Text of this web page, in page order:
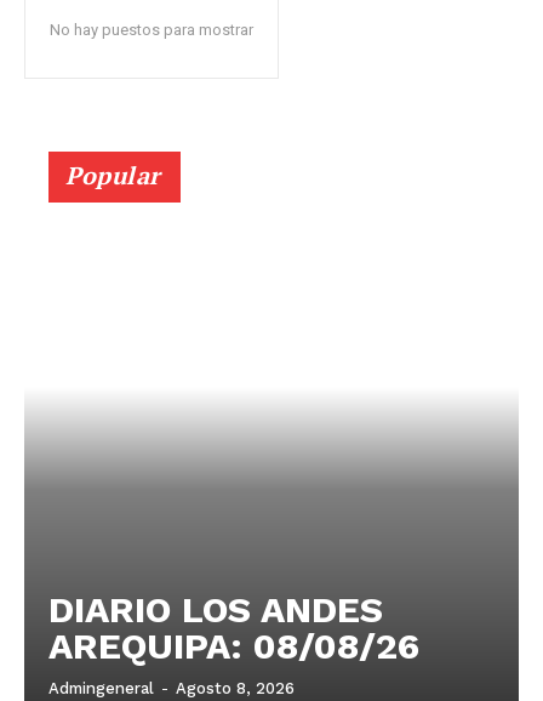
No hay puestos para mostrar
Popular
DIARIO LOS ANDES
AREQUIPA: 08/08/26
Admingeneral - Agosto 8, 2026